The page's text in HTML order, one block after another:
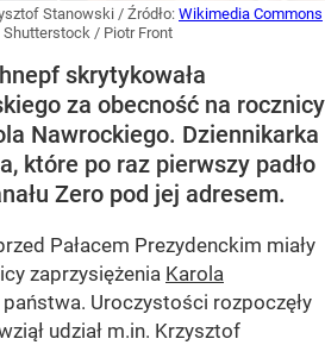
Stanowski / Źródło: Wikimedia Commons
/ Piotr Front
skrytykowała
za obecność na rocznicy
Nawrockiego. Dziennikarka
które po raz pierwszy padło
Zero pod jej adresem.
Pałacem Prezydenckim miały
zaprzysiężenia Karola
państwa. Uroczystości rozpoczęły
udział m.in. Krzysztof